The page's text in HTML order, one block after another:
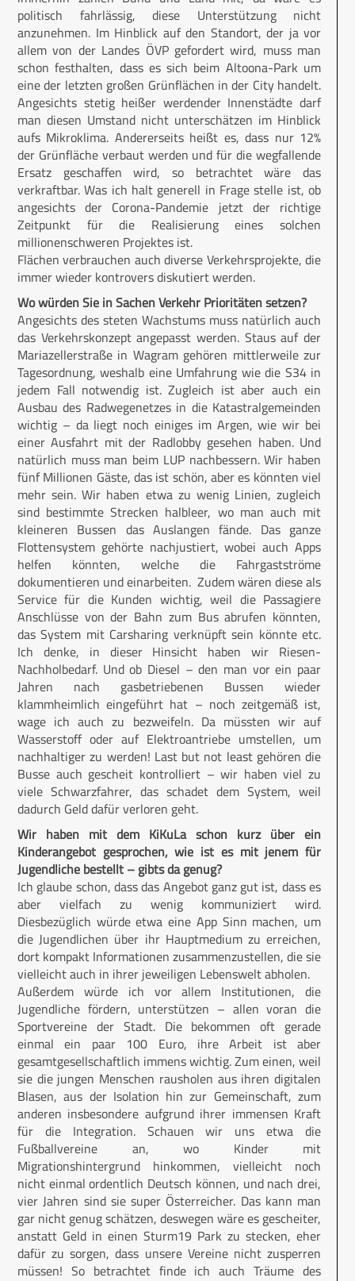
politisch fahrlässig, diese Unterstützung nicht
anzunehmen. Im Hinblick auf den Standort, der ja vor
allem von der Landes ÖVP gefordert wird, muss man
schon festhalten, dass es sich beim Altoona-Park um
eine der letzten großen Grünflächen in der City handelt.
Angesichts stetig heißer werdender Innenstädte darf
man diesen Umstand nicht unterschätzen im Hinblick
aufs Mikroklima. Andererseits heißt es, dass nur 12%
der Grünfläche verbaut werden und für die wegfallende
Ersatz geschaffen wird, so betrachtet wäre das
verkraftbar. Was ich halt generell in Frage stelle ist, ob
angesichts der Corona-Pandemie jetzt der richtige
Zeitpunkt für die Realisierung eines solchen
millionenschweren Projektes ist.
Flächen verbrauchen auch diverse Verkehrsprojekte, die
immer wieder kontrovers diskutiert werden.
Wo würden Sie in Sachen Verkehr Prioritäten setzen?
Angesichts des steten Wachstums muss natürlich auch
das Verkehrskonzept angepasst werden. Staus auf der
Mariazellerstraße in Wagram gehören mittlerweile zur
Tagesordnung, weshalb eine Umfahrung wie die S34 in
jedem Fall notwendig ist. Zugleich ist aber auch ein
Ausbau des Radwegenetzes in die Katastralgemeinden
wichtig – da liegt noch einiges im Argen, wie wir bei
einer Ausfahrt mit der Radlobby gesehen haben. Und
natürlich muss man beim LUP nachbessern. Wir haben
fünf Millionen Gäste, das ist schön, aber es könnten viel
mehr sein. Wir haben etwa zu wenig Linien, zugleich
sind bestimmte Strecken halbleer, wo man auch mit
kleineren Bussen das Auslangen fände. Das ganze
Flottensystem gehörte nachjustiert, wobei auch Apps
helfen könnten, welche die Fahrgastströme
dokumentieren und einarbeiten. Zudem wären diese als
Service für die Kunden wichtig, weil die Passagiere
Anschlüsse von der Bahn zum Bus abrufen könnten,
das System mit Carsharing verknüpft sein könnte etc.
Ich denke, in dieser Hinsicht haben wir Riesen-
Nachholbedarf. Und ob Diesel – den man vor ein paar
Jahren nach gasbetriebenen Bussen wieder
klammheimlich eingeführt hat – noch zeitgemäß ist,
wage ich auch zu bezweifeln. Da müssten wir auf
Wasserstoff oder auf Elektroantriebe umstellen, um
nachhaltiger zu werden! Last but not least gehören die
Busse auch gescheit kontrolliert – wir haben viel zu
viele Schwarzfahrer, das schadet dem System, weil
dadurch Geld dafür verloren geht.
Wir haben mit dem KiKuLa schon kurz über ein
Kinderangebot gesprochen, wie ist es mit jenem für
Jugendliche bestellt – gibts da genug?
Ich glaube schon, dass das Angebot ganz gut ist, dass es
aber vielfach zu wenig kommuniziert wird.
Diesbezüglich würde etwa eine App Sinn machen, um
die Jugendlichen über ihr Hauptmedium zu erreichen,
dort kompakt Informationen zusammenzustellen, die sie
vielleicht auch in ihrer jeweiligen Lebenswelt abholen.
Außerdem würde ich vor allem Institutionen, die
Jugendliche fördern, unterstützen – allen voran die
Sportvereine der Stadt. Die bekommen oft gerade
einmal ein paar 100 Euro, ihre Arbeit ist aber
gesamtgesellschaftlich immens wichtig. Zum einen, weil
sie die jungen Menschen rausholen aus ihren digitalen
Blasen, aus der Isolation hin zur Gemeinschaft, zum
anderen insbesondere aufgrund ihrer immensen Kraft
für die Integration. Schauen wir uns etwa die
Fußballvereine an, wo Kinder mit
Migrationshintergrund hinkommen, vielleicht noch
nicht einmal ordentlich Deutsch können, und nach drei,
vier Jahren sind sie super Österreicher. Das kann man
gar nicht genug schätzen, deswegen wäre es gescheiter,
anstatt Geld in einen Sturm19 Park zu stecken, eher
dafür zu sorgen, dass unsere Vereine nicht zusperren
müssen! So betrachtet finde ich auch Träume des